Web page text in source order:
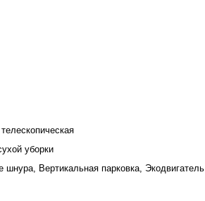
уборки
шнура, Вертикальная парковка, Экодвигатель